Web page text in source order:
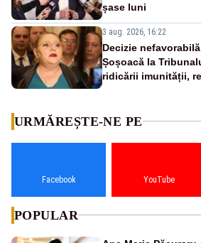
șase luni
3 aug. 2026, 16:22
Decizie
Șoșoacă la
ridicării imunității,
URMĂREȘTE-NE PE
Facebook YouTube
POPULAR